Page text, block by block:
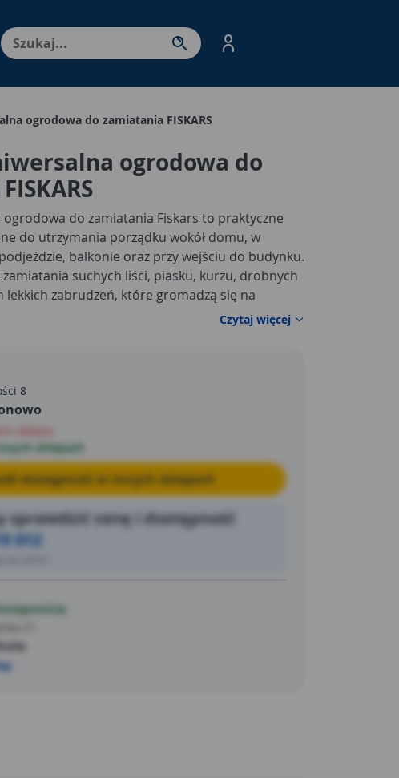
Enter - przejdź do strony produktów. Spacja – otwórz/
ogrodowa do zamiatania FISKARS
ogrodowa do
ogrodowa do zamiatania Fiskars to praktyczne
do utrzymania porządku wokół domu, w
balkonie oraz przy wejściu do budynku.
zamiatania suchych liści, piasku, kurzu, drobnych
lekkich zabrudzeń, które gromadzą się na
Dzięki uniwersalnemu zastosowaniu
Czytaj więcej
8
sklepie
sklepach
dostępność w innych sklepach
sprawdzić cenę i dostępność
012